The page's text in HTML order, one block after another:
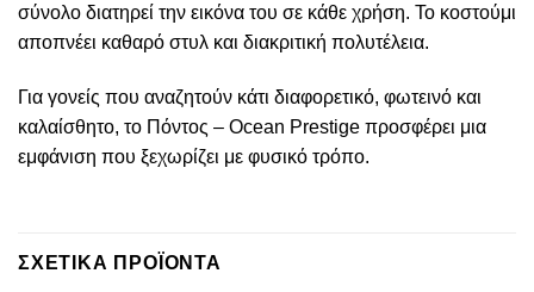
σύνολο διατηρεί την εικόνα του σε κάθε χρήση. Το κοστούμι
αποπνέει καθαρό στυλ και διακριτική πολυτέλεια.
Για γονείς που αναζητούν κάτι διαφορετικό, φωτεινό και
καλαίσθητο, το Πόντος – Ocean Prestige προσφέρει μια
εμφάνιση που ξεχωρίζει με φυσικό τρόπο.
ΣΧΕΤΙΚΑ ΠΡΟΪΟΝΤΑ